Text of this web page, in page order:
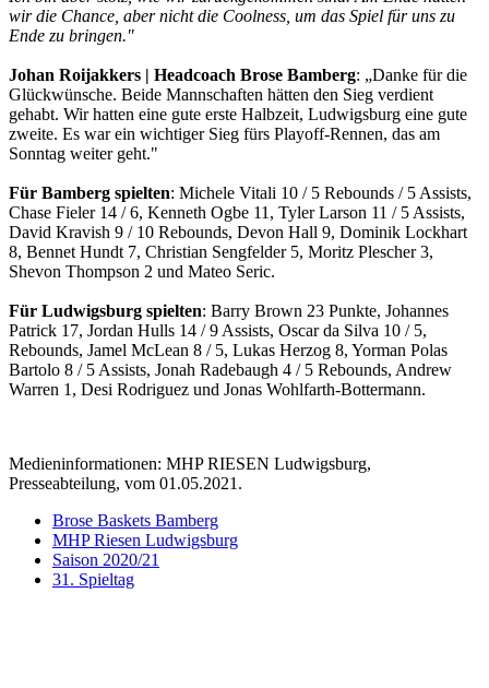
wir die Chance, aber nicht die Coolness, um das Spiel für uns zu
Ende zu bringen."
Johan Roijakkers | Headcoach Brose Bamberg: „Danke für die
Glückwünsche. Beide Mannschaften hätten den Sieg verdient
gehabt. Wir hatten eine gute erste Halbzeit, Ludwigsburg eine gute
zweite. Es war ein wichtiger Sieg fürs Playoff-Rennen, das am
Sonntag weiter geht."
Für Bamberg spielten: Michele Vitali 10 / 5 Rebounds / 5 Assists,
Chase Fieler 14 / 6, Kenneth Ogbe 11, Tyler Larson 11 / 5 Assists,
David Kravish 9 / 10 Rebounds, Devon Hall 9, Dominik Lockhart
8, Bennet Hundt 7, Christian Sengfelder 5, Moritz Plescher 3,
Shevon Thompson 2 und Mateo Seric.
Für Ludwigsburg spielten: Barry Brown 23 Punkte, Johannes
Patrick 17, Jordan Hulls 14 / 9 Assists, Oscar da Silva 10 / 5,
Rebounds, Jamel McLean 8 / 5, Lukas Herzog 8, Yorman Polas
Bartolo 8 / 5 Assists, Jonah Radebaugh 4 / 5 Rebounds, Andrew
Warren 1, Desi Rodriguez und Jonas Wohlfarth-Bottermann.
Medieninformationen: MHP RIESEN Ludwigsburg,
Presseabteilung, vom 01.05.2021.
Brose Baskets Bamberg
MHP Riesen Ludwigsburg
Saison 2020/21
31. Spieltag